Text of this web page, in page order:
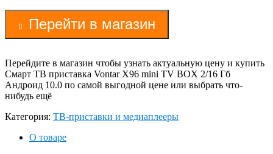
Перейти в магазин
Перейдите в магазин чтобы узнать актуальную цену и купить
Смарт ТВ приставка Vontar X96 mini TV BOX 2/16 Гб
Андроид 10.0 по самой выгодной цене или выбрать что-
нибудь ещё
Категория: ТВ-приставки и медиаплееры
О товаре